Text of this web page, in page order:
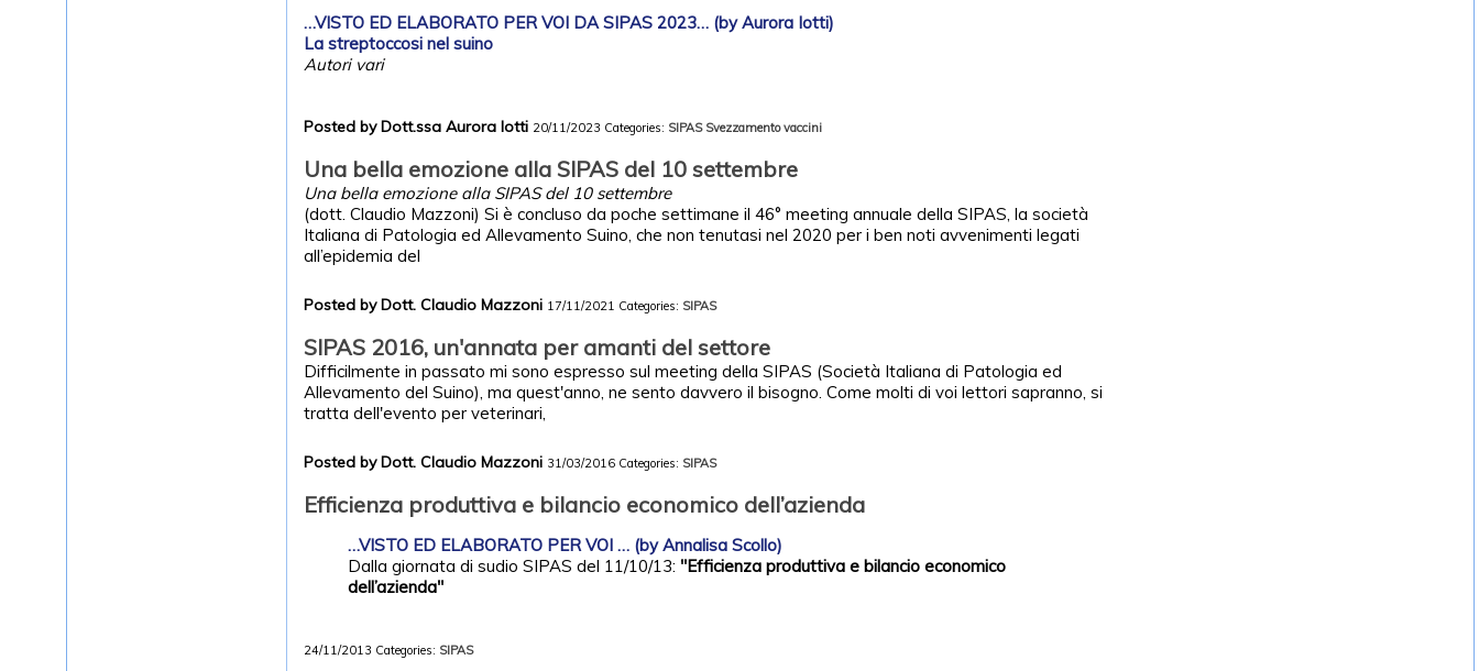
…VISTO ED ELABORATO PER VOI DA SIPAS 2023… (by Aurora Iotti)
La streptoccosi nel suino
Autori vari
Posted by Dott.ssa Aurora Iotti 20/11/2023 Categories: SIPAS Svezzamento vaccini
Una bella emozione alla SIPAS del 10 settembre
Una bella emozione alla SIPAS del 10 settembre
(dott. Claudio Mazzoni) Si è concluso da poche settimane il 46° meeting annuale della SIPAS, la società
Italiana di Patologia ed Allevamento Suino, che non tenutasi nel 2020 per i ben noti avvenimenti legati
all’epidemia del
Posted by Dott. Claudio Mazzoni 17/11/2021 Categories: SIPAS
SIPAS 2016, un'annata per amanti del settore
Difficilmente in passato mi sono espresso sul meeting della SIPAS (Società Italiana di Patologia ed
Allevamento del Suino), ma quest'anno, ne sento davvero il bisogno. Come molti di voi lettori sapranno, si
tratta dell'evento per veterinari,
Posted by Dott. Claudio Mazzoni 31/03/2016 Categories: SIPAS
Efficienza produttiva e bilancio economico dell’azienda
…VISTO ED ELABORATO PER VOI … (by Annalisa Scollo)
Dalla giornata di sudio SIPAS del 11/10/13: "Efficienza produttiva e bilancio economico
dell’azienda"
24/11/2013 Categories: SIPAS